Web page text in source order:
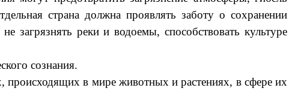
страна должна проявлять заботу о сохранении
загрязнять реки и водоемы, способствовать культуре
сознания.
в мире животных и растениях, в сфере их